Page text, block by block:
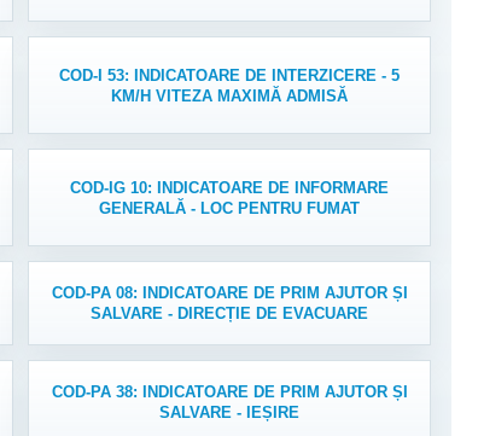
COD-I 53: INDICATOARE DE INTERZICERE - 5
KM/H VITEZA MAXIMĂ ADMISĂ
COD-IG 10: INDICATOARE DE INFORMARE
GENERALĂ - LOC PENTRU FUMAT
COD-PA 08: INDICATOARE DE PRIM AJUTOR ȘI
SALVARE - DIRECȚIE DE EVACUARE
COD-PA 38: INDICATOARE DE PRIM AJUTOR ȘI
SALVARE - IEȘIRE